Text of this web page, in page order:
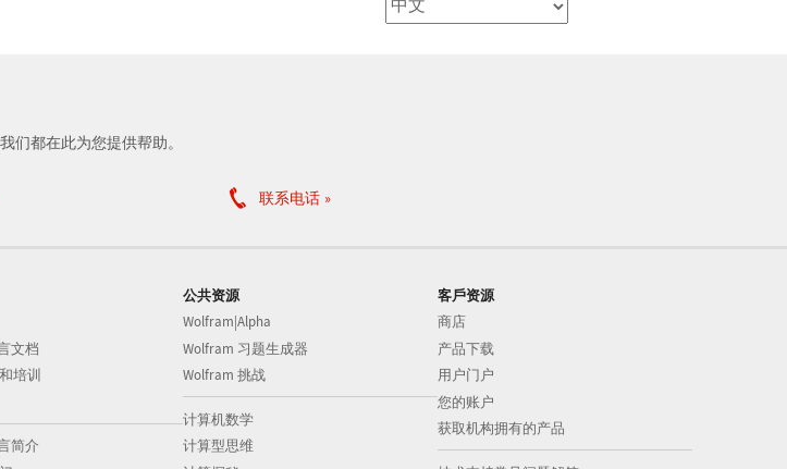
们都在此为您提供帮助。
联系电话
文档
培训
简介
公共资源
Wolfram|Alpha
Wolfram 习题生成器
Wolfram 挑战
计算机数学
计算型思维
客戶资源
商店
产品下载
用户门户
您的账户
获取机构拥有的产品